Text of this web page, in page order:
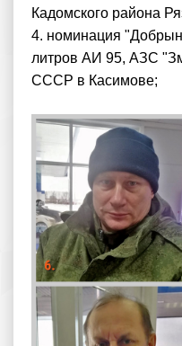
Кадомского района
4. номинация
литров АИ 95, АЗС
СССР в Касимове;